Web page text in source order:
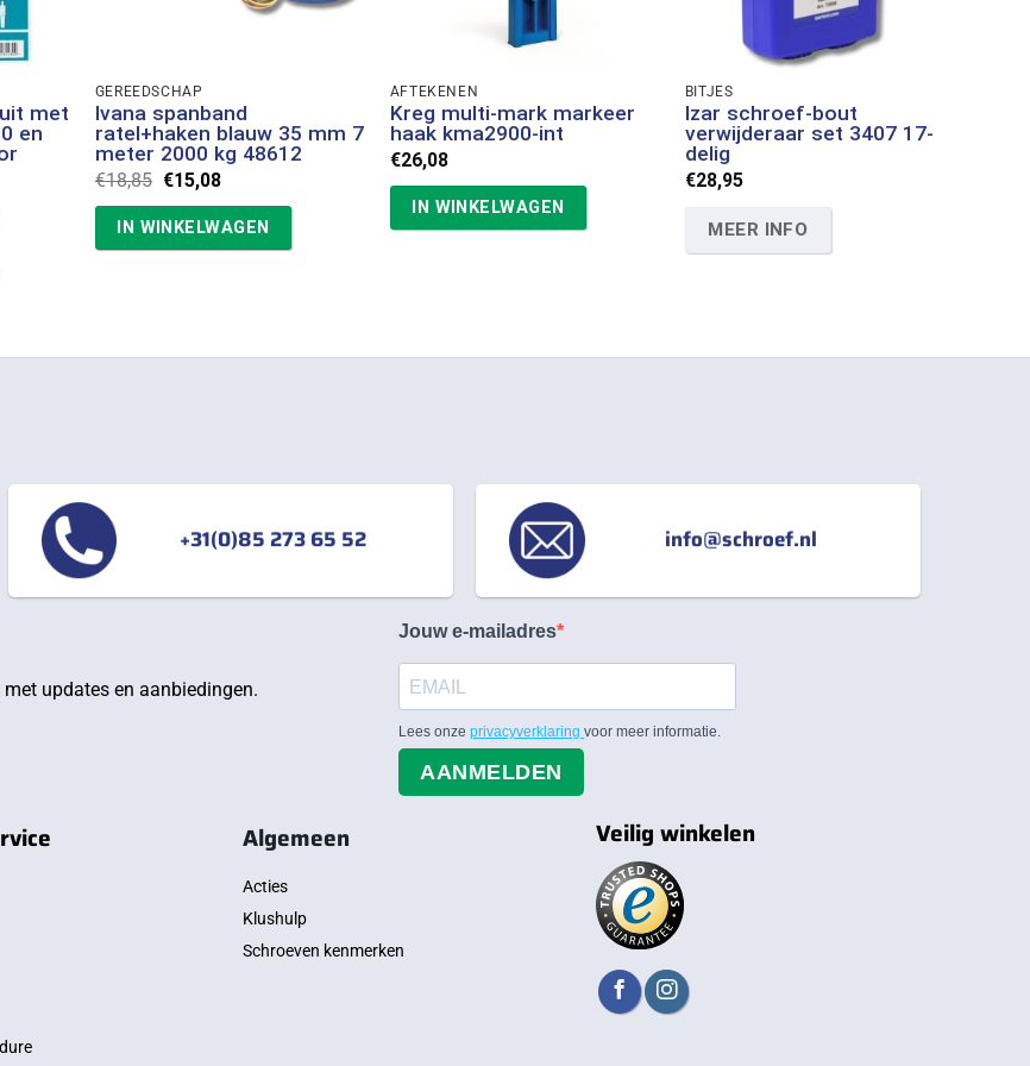
met
en
GEREEDSCHAP
Ivana spanband
ratel+haken blauw 35 mm 7
meter 2000 kg 48612
€18,85 Oorspronkelijke
prijs
was:
€18,85.
€15,08Huidige
is:
€15,08.
IN WINKELWAGEN
AFTEKENEN
Kreg multi-mark markeer
haak kma2900-int
€26,08
IN WINKELWAGEN
BITJES
Izar schroef-bout
verwijderaar set 3407 17-
delig
€28,95
MEER INFO
+31(0)85 273 65 52 info@schroef.nl
updates en aanbiedingen.
Jouw e-mailadres
Lees onzeprivacyverklaringvoor meer informatie.
AANMELDEN
Algemeen
Acties
Klushulp
Schroeven kenmerken
Veilig winkelen